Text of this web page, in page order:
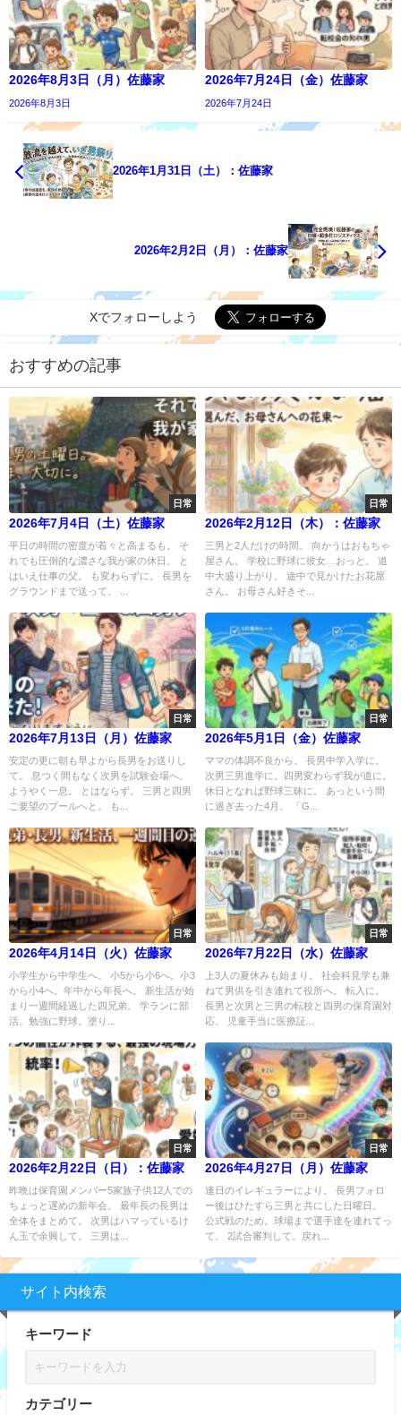
2026年8月3日（月）佐藤家
2026年8月3日
2026年7月24日（金）佐藤家
2026年7月24日
2026年1月31日（土）：佐藤家
2026年2月2日（月）：佐藤家
Xでフォローしよう
おすすめの記事
日常
2026年7月4日（土）佐藤家
平日の時間の密度が着々と高まるも。 そ
れでも圧倒的な濃さな我が家の休日。 と
はいえ仕事の父。 も変わらずに。 長男を
グラウンドまで送って。 ...
日常
2026年2月12日（木）：佐藤家
三男と2人だけの時間。 向かうはおもちゃ
屋さん。 学校に野球に彼女…おっと。 道
中大盛り上がり。 途中で見かけたお花屋
さん。 お母さん好きそ...
日常
2026年7月13日（月）佐藤家
安定の更に朝も早よから長男をお送りし
て。 息つく間もなく次男を試験会場へ。
ようやく一息。 とはならず。 三男と四男
ご要望のプールへと。 も...
日常
2026年5月1日（金）佐藤家
ママの体調不良から。 長男中学入学に。
次男三男進学に。四男変わらず我が道に。
休日となれば野球三昧に。 あっという間
に過ぎ去った4月。 「G...
日常
2026年4月14日（火）佐藤家
小学生から中学生へ。 小5から小6へ。小3
から小4へ。年中から年長へ。 新生活が始
まり一週間経過した四兄弟。 学ランに部
活。勉強に野球。塗り...
日常
2026年7月22日（水）佐藤家
上3人の夏休みも始まり。 社会科見学も兼
ねて男供を引き連れて役所へ。 転入に。
長男と次男と三男の転校と四男の保育園対
応。 児童手当に医療証...
日常
2026年2月22日（日）：佐藤家
昨晩は保育園メンバー5家族子供12人での
ちょっと遅めの新年会。 最年長の長男は
全体をまとめて。 次男はハマっているけ
ん玉で余興して。 三男は...
日常
2026年4月27日（月）佐藤家
連日のイレギュラーにより。 長男フォロ
ー後はひたすら三男と共にした日曜日。
公式戦のため。球場まで選手達を連れてっ
て。 2試合審判して。戻れ...
サイト内検索
キーワード
カテゴリー